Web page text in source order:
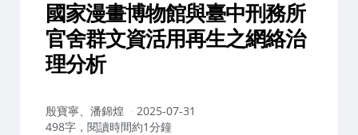
國家漫畫博物館與臺中刑務所
官舍群文資活用再生之網絡治
理分析
作
者：
殷寶寧、潘錦煌
2025-07-31
498字，閱讀時間約1分鐘